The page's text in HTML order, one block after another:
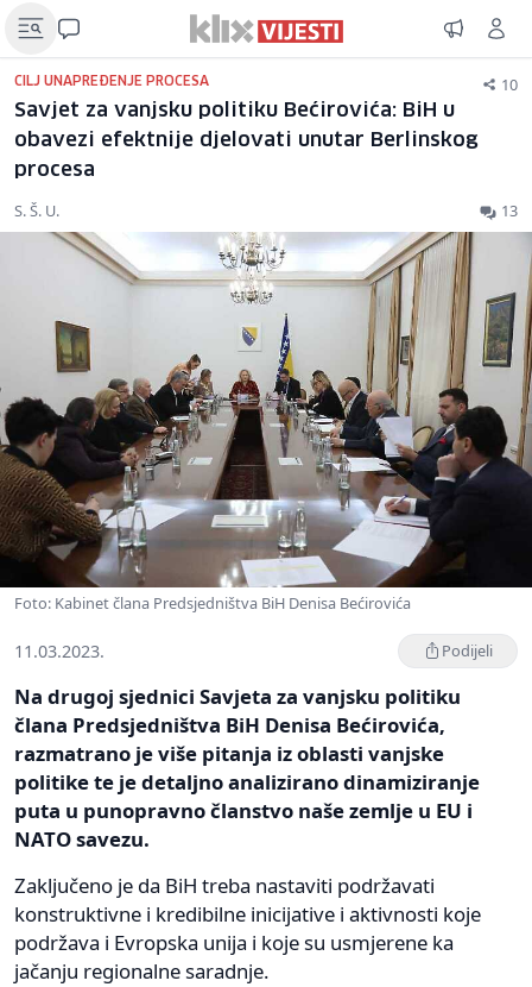
CILJ UNAPREĐENJE PROCESA 10
Savjet za vanjsku politiku Bećirovića: BiH u
obavezi efektnije djelovati unutar Berlinskog
procesa
S. Š. U. 13
Foto: Kabinet člana Predsjedništva BiH Denisa Bećirovića
11.03.2023. Podijeli
Na drugoj sjednici Savjeta za vanjsku politiku
člana Predsjedništva BiH Denisa Bećirovića,
razmatrano je više pitanja iz oblasti vanjske
politike te je detaljno analizirano dinamiziranje
puta u punopravno članstvo naše zemlje u EU i
NATO savezu.
Zaključeno je da BiH treba nastaviti podržavati
konstruktivne i kredibilne inicijative i aktivnosti koje
podržava i Evropska unija i koje su usmjerene ka
jačanju regionalne saradnje.